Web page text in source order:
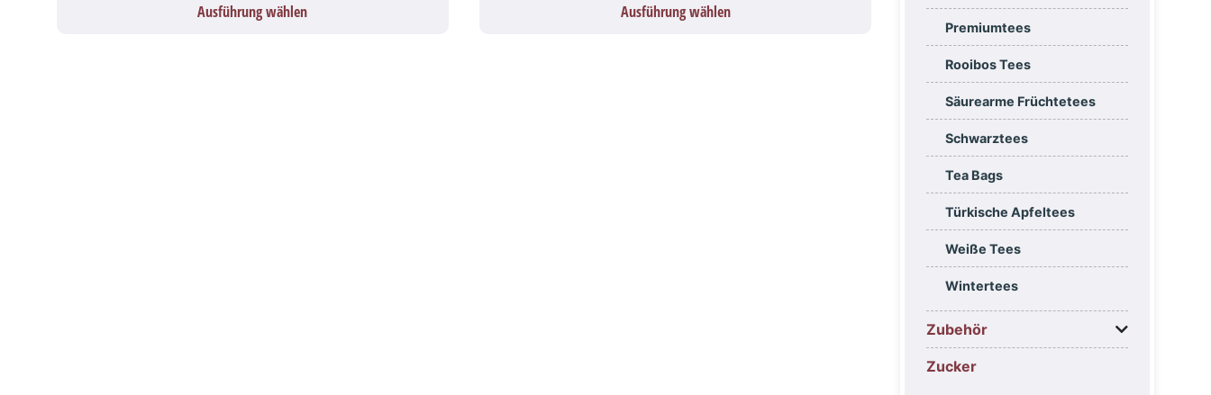
Ausführung wählen Ausführung wählen
Premiumtees
Rooibos Tees
Säurearme Früchtetees
Schwarztees
Tea Bags
Türkische Apfeltees
Weiße Tees
Wintertees
Zubehör
Zucker